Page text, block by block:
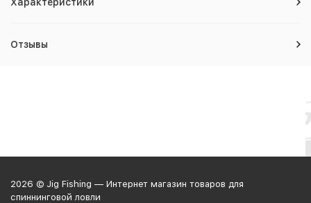
Отзывы
2026 © Jig Fishing — Интернет магазин товаров для
спиннинговой ловли